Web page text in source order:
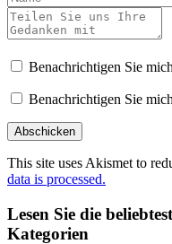
Benachrichtigen Sie
Benachrichtigen Sie
This site uses Akismet to
data is processed.
Lesen Sie die
Kategorien